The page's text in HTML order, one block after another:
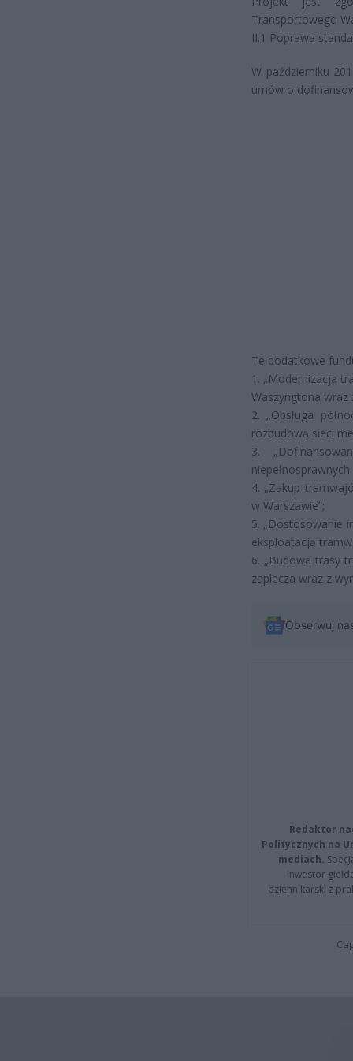
Transportowego
II.1 Poprawa
W październiku
umów o
Te dodatkowe
1. „Modernizacja
Waszyngtona wraz
2. „Obsługa
rozbudową sieci
3.
4. „Zakup
w Warszawie”;
5. „Dostosowanie
eksploatacją
6. „Budowa trasy
zaplecza wraz z
Obserwuj
Redaktor
Politycznych na
mediach.
inwestor
dziennikarski z